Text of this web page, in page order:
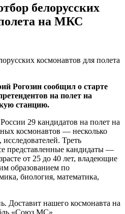
белорусских
на МКС
Рогозин сообщил о старте
на полет на
станцию.
29 кандидатов на полет на
космонавтов — несколько
Треть
представленные кандидаты —
от 25 до 40 лет, владеющие
образованием по
биология, математика,
Доставит нашего космонавта на
«Союз МС».